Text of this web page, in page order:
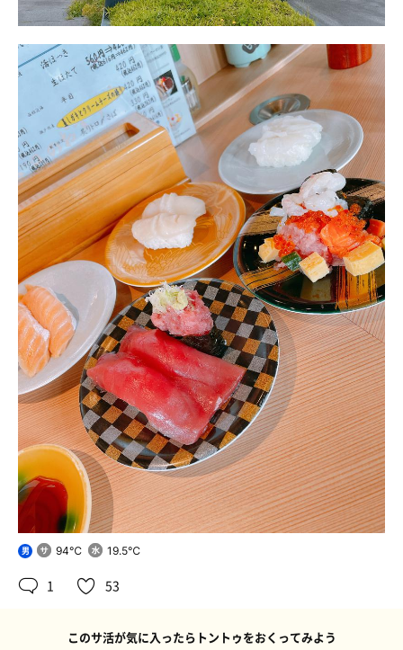
男 94℃ 19.5℃
1 53
このサ活が気に入ったらトントゥをおくってみよう